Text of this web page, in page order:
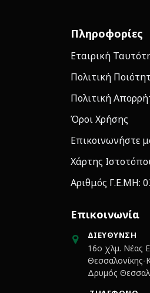
Πληροφορίες
Εταιρική
Πολιτική
Πολιτική
Όροι Χρήσης
Επικοινωνήστε
Χάρτης
Αριθμός Γ.Ε.ΜΗ:
Επικοινωνία
ΔΙΕΎΘΥΝΣΗ
16ο χλμ. Νέας
Θεσσαλονίκης-
Δρυμός